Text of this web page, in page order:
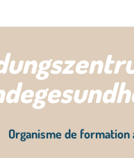
Organisme de formation